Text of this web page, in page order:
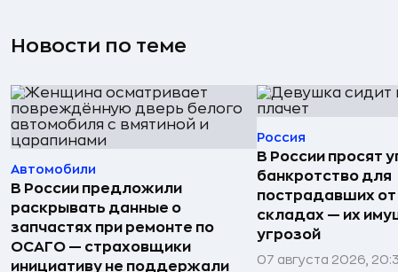
Новости по теме
Автомобили
В России предложили
раскрывать данные о
запчастях при ремонте по
ОСАГО — страховщики
инициативу не поддержали
Россия
В России просят
банкротство для
пострадавших
складах — их
угрозой
07 августа 2026,